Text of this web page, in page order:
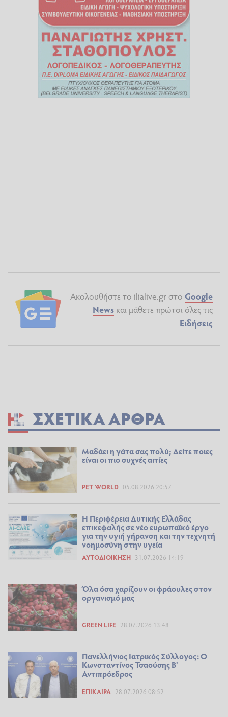
Ακολουθήστε το ilialive.gr στο Google
News και μάθετε πρώτοι όλες τις
Ειδήσεις
ΣΧΕΤΙΚΆ ΆΡΘΡΑ
Μαδάει η γάτα σας πολύ; Δείτε ποιες
είναι οι πιο συχνές αιτίες
PET WORLD 05.08.2026 20:57
Η Περιφέρεια Δυτικής Ελλάδας
επικεφαλής σε νέο ευρωπαϊκό έργο
για την υγιή γήρανση και την τεχνητή
νοημοσύνη στην υγεία
ΑΥΤΟΔΙΟΊΚΗΣΗ 31.07.2026 14:19
Όλα όσα χαρίζουν οι φράουλες στον
οργανισμό μας
GREEN LIFE 28.07.2026 13:48
Πανελλήνιος Ιατρικός Σύλλογος: Ο
Κωνσταντίνος Τσαούσης Β'
Αντιπρόεδρος
ΕΠΊΚΑΙΡΑ 28.07.2026 08:52